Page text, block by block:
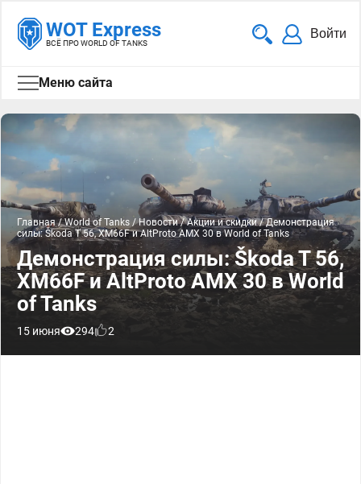
WOT Express
ВСЁ ПРО WORLD OF TANKS
Войти
Меню сайта
Главная/ World of Tanks / Новости/ Акции и скидки/ Демонстрация
силы: Škoda T 56, XM66F и AltProto AMX 30 в World of Tanks
Демонстрация силы: Škoda T 56,
XM66F и AltProto AMX 30 в World
of Tanks
15 июня 294 2